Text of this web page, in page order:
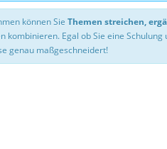
können Sie Themen streichen,
kombinieren. Egal ob Sie eine Schulung
genau maßgeschneidert!